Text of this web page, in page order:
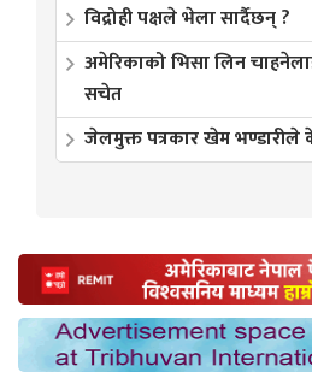
विद्रोही पक्षले भेला सार्दैछन् ?
अमेरिकाको भिसा लिन
सचेत
जेलमुक्त पत्रकार खेम भण्डारीले